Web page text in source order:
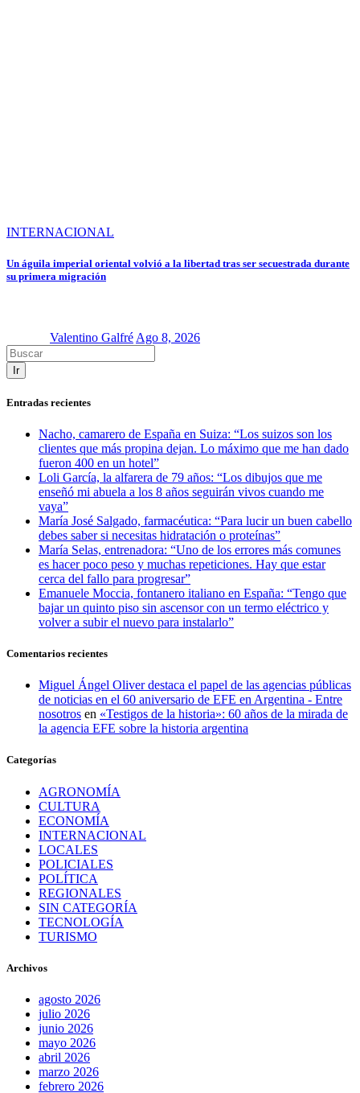
INTERNACIONAL
Un águila imperial oriental volvió a la libertad tras ser secuestrada durante
su primera migración
Valentino Galfré Ago 8, 2026
Ir
Entradas recientes
Nacho, camarero de España en Suiza: “Los suizos son los
clientes que más propina dejan. Lo máximo que me han dado
fueron 400 en un hotel”
Loli García, la alfarera de 79 años: “Los dibujos que me
enseñó mi abuela a los 8 años seguirán vivos cuando me
vaya”
María José Salgado, farmacéutica: “Para lucir un buen cabello
debes saber si necesitas hidratación o proteínas”
María Selas, entrenadora: “Uno de los errores más comunes
es hacer poco peso y muchas repeticiones. Hay que estar
cerca del fallo para progresar”
Emanuele Moccia, fontanero italiano en España: “Tengo que
bajar un quinto piso sin ascensor con un termo eléctrico y
volver a subir el nuevo para instalarlo”
Comentarios recientes
Miguel Ángel Oliver destaca el papel de las agencias públicas
de noticias en el 60 aniversario de EFE en Argentina - Entre
nosotros en «Testigos de la historia»: 60 años de la mirada de
la agencia EFE sobre la historia argentina
Categorías
AGRONOMÍA
CULTURA
ECONOMÍA
INTERNACIONAL
LOCALES
POLICIALES
POLÍTICA
REGIONALES
SIN CATEGORÍA
TECNOLOGÍA
TURISMO
Archivos
agosto 2026
julio 2026
junio 2026
mayo 2026
abril 2026
marzo 2026
febrero 2026